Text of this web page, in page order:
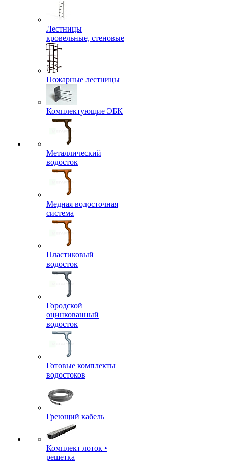
Лестницы
кровельные, стеновые
Пожарные лестницы
Комплектующие ЭБК
Металлический
водосток
Медная водосточная
система
Пластиковый
водосток
Городской
оцинкованный
водосток
Готовые комплекты
водостоков
Греющий кабель
Комплект лоток •
решетка